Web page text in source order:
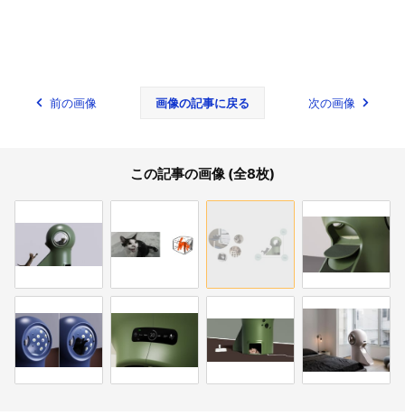
前の画像 画像の記事に戻る 次の画像
この記事の画像 (全8枚)